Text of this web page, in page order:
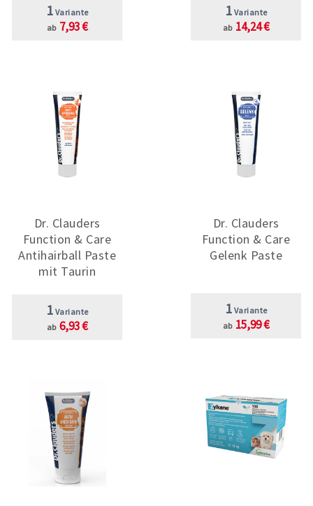
1 Variante
ab 7,93 €
1 Variante
ab 14,24 €
Dr. Clauders
Function & Care
Antihairball Paste
mit Taurin
1 Variante
ab 6,93 €
Dr. Clauders
Function & Care
Gelenk Paste
1 Variante
ab 15,99 €